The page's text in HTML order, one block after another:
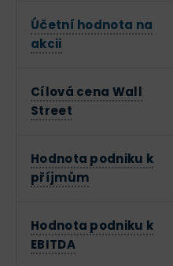
Účetní hodnota na
akcii
Cílová cena Wall
Street
Hodnota podniku k
příjmům
Hodnota podniku k
EBITDA